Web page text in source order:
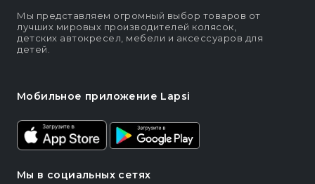
Мы представляем огромный выбор товаров от
лучших мировых производителей колясок,
детских автокресел, мебели и аксессуаров для
детей.
Мобильное приложение Lapsi
Мы в социальных сетях